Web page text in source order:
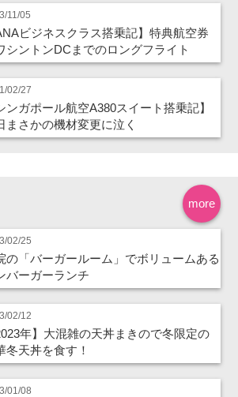
11/05
ビジネスクラス搭乗記】特典航空券
シントンDCまでのロングフライト
02/27
ンガポール航空A380スイート搭乗記】
まさかの機材変更に泣く
more
02/25
の「バーガールーム」でボリュームある
バーガーランチ
02/12
年】大混雑の天丼まきので冬限定の
冬天丼を食す！
01/08